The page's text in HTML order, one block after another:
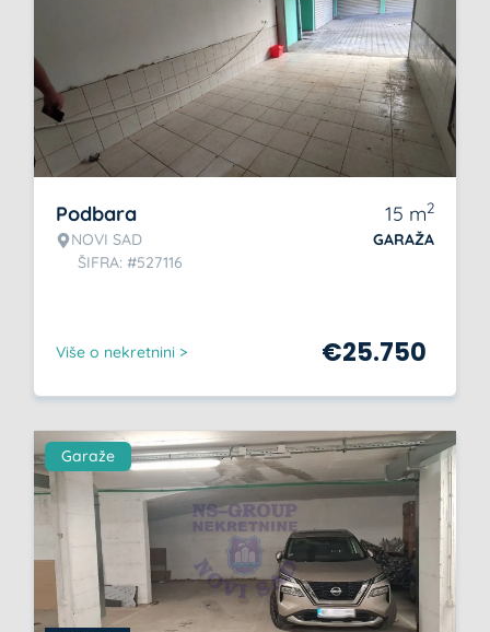
Podbara
NOVI SAD
ŠIFRA: #527116
15 m2
GARAŽA
Više o nekretnini > €25.750
Garaže